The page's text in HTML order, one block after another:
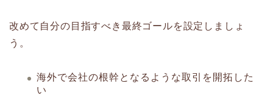
改めて自分の目指すべき最終ゴールを設定しましょ
う。
海外で会社の根幹となるような取引を開拓した
い